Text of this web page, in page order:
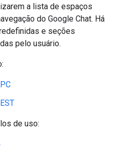
a lista de espaços
do Google Chat. Há
e seções
pelo usuário.
de uso: